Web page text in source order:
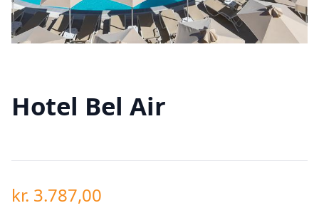
Hotel Bel Air
kr. 3.787,00